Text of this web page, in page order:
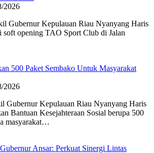
2026
Gubernur Kepulauan Riau Nyanyang Haris
soft opening TAO Sport Club di Jalan
500 Paket Sembako Untuk Masyarakat
2026
Gubernur Kepulauan Riau Nyanyang Haris
Bantuan Kesejahteraan Sosial berupa 500
masyarakat…
Ansar: Perkuat Sinergi Lintas